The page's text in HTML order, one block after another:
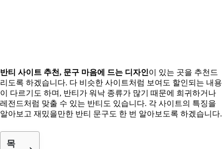
반티 사이트 추천, 문구 마음에 드는 디자인이 있는 곳을 추천드
리도록 하겠습니다. 다 비슷한 사이트처럼 보여도 할인되는 내용
이 다르기도 하며, 반티가 워낙 종류가 많기 때문에 희귀하거나
레전드처럼 맞출 수 있는 반티도 있습니다. 각 사이트의 특징을
알아보고 재밌을만한 반티 문구도 한 번 알아보도록 하겠습니다.
목